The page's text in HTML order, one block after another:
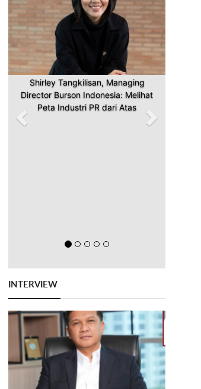
Shirley Tangkilisan, Managing
Director Burson Indonesia: Melihat
Peta Industri PR dari Atas
INTERVIEW
Previous Next